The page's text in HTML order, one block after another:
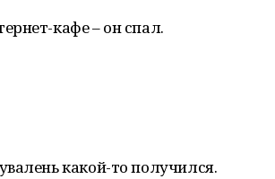
кафе – он спал.
какой-то получился.